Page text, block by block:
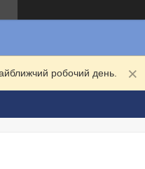
робочий день.